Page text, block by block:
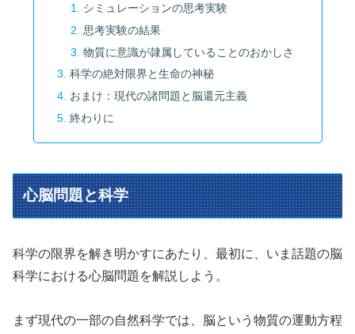
シミュレーションの思考実験
思考実験の結果
物質に意識が隷属していることのおかしさ
科学の絶対限界と生命の神秘
おまけ：現代の諸問題と脳還元主義
終わりに
心脳問題と科学
科学の限界を解き明かすにあたり、最初に、いま話題の脳
科学における心脳問題を解説しよう。
まず現代の一部の自然科学では、脳という物質の運動方程